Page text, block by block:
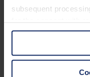
subsequent
for the consent with
information is Art. 25
the processing of
GDPR. We also use
You can find a list of